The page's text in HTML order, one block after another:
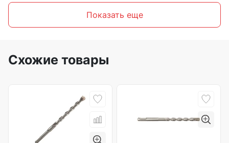
Показать еще
Схожие товары